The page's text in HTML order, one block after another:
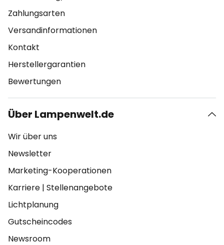
Zahlungsarten
Versandinformationen
Kontakt
Herstellergarantien
Bewertungen
Über Lampenwelt.de
Wir über uns
Newsletter
Marketing-Kooperationen
Karriere | Stellenangebote
Lichtplanung
Gutscheincodes
Newsroom